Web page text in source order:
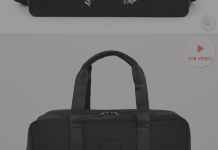
VER VÍDEO
Bolsa Joy Pro - Borboletas com Aquarela
R$379,90
✈️Leve, prática e feita para embarcar com você —
Bolsa Joy a
partir de R$279,90 + Mimo!
🌟Organização interna para cada
item da viagem.